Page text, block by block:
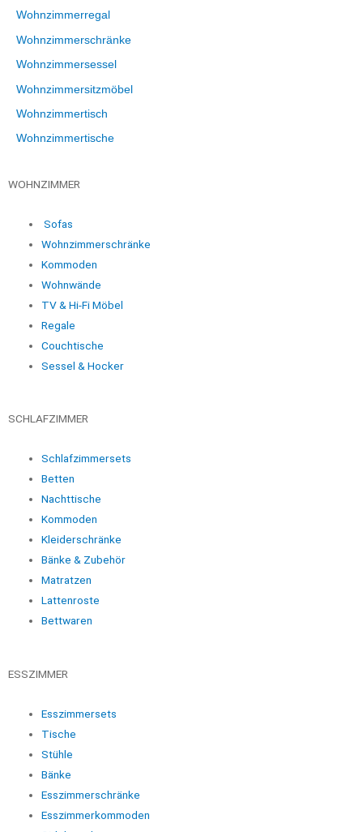
Wohnzimmerregal
Wohnzimmerschränke
Wohnzimmersessel
Wohnzimmersitzmöbel
Wohnzimmertisch
Wohnzimmertische
WOHNZIMMER
Sofas
Wohnzimmerschränke
Kommoden
Wohnwände
TV & Hi-Fi Möbel
Regale
Couchtische
Sessel & Hocker
SCHLAFZIMMER
Schlafzimmersets
Betten
Nachttische
Kommoden
Kleiderschränke
Bänke & Zubehör
Matratzen
Lattenroste
Bettwaren
ESSZIMMER
Esszimmersets
Tische
Stühle
Bänke
Esszimmerschränke
Esszimmerkommoden